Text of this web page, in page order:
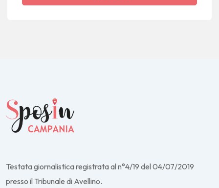
Testata giornalistica registrata al n°4/19 del 04/07/2019
presso il Tribunale di Avellino.